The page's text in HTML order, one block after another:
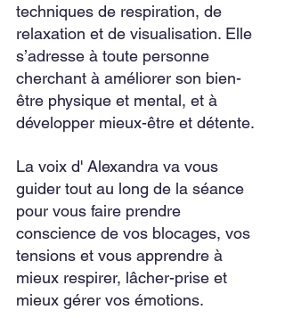
techniques de respiration, de
relaxation et de visualisation. Elle
s’adresse à toute personne
cherchant à améliorer son bien-
être physique et mental, et à
développer mieux-être et détente.
La voix d' Alexandra va vous
guider tout au long de la séance
pour vous faire prendre
conscience de vos blocages, vos
tensions et vous apprendre à
mieux respirer, lâcher-prise et
mieux gérer vos émotions.